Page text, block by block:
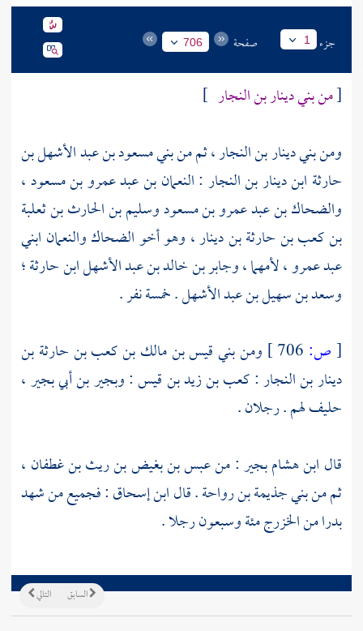
جزء 1 صفحة 706
[منبني دينار بن النجار ]
ومنبني دينار بن النجار، ثم منبني مسعود بن عبد الأشهل بن
حارثة ابن دينار بن النجار :النعمان بن عبد عمرو بن مسعود،
والضحاك بن عبد عمرو بن مسعودوسليم بن الحارث بن ثعلبة
بن كعب بن حارثة بن دينار، وهو أخوالضحاكوالنعمان ابني
عبد عمرو ، لأمهما ،وجابر بن خالد بن عبد الأشهل ابن حارثة؛
وسعد بن سهيل بن عبد الأشهل. خمسة نفر .
[ص: ومنبني قيس بن مالك بن كعب بن حارثة بن
دينار بن النجار:كعب بن زيد بن قيس:وبجير بن أبي بجير،
حليف لهم . رجلان .
قال ابن هشامبجير: منعبس بن بغيض بن ريث بن غطفان ،
ثم منبني جذيمة بن رواحة. قالابن إسحاق: فجميع من شهد
بدرا منالخزرجمئة وسبعون رجلا .
التالي السابق